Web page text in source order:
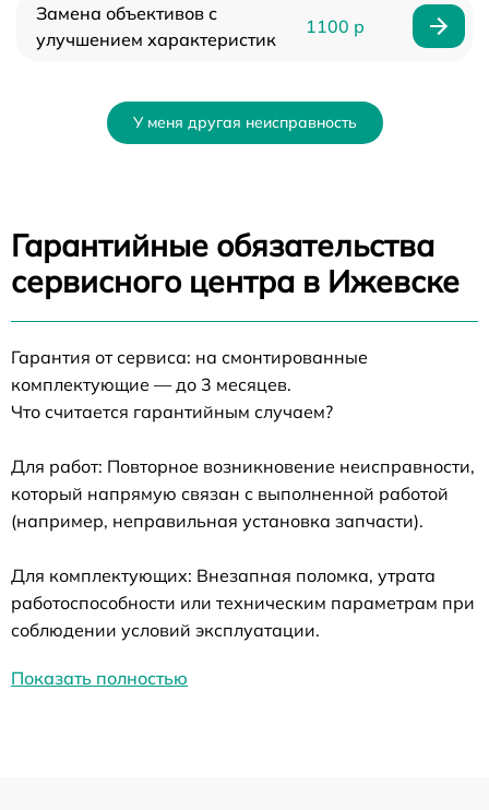
Замена объективов с
улучшением характеристик
1100 р
У меня другая неисправность
Гарантийные обязательства
сервисного центра в Ижевске
Гарантия от сервиса: на смонтированные
комплектующие — до 3 месяцев.
Что считается гарантийным случаем?
Для работ: Повторное возникновение неисправности,
который напрямую связан с выполненной работой
(например, неправильная установка запчасти).
Для комплектующих: Внезапная поломка, утрата
работоспособности или техническим параметрам при
соблюдении условий эксплуатации.
Показать полностью